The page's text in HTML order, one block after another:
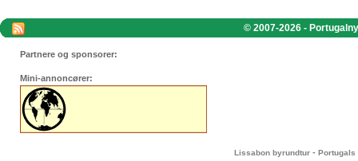
© 2007-2026 -
Partnere og sponsorer:
Mini-annoncører:
Lissabon byrundtur - Portugals